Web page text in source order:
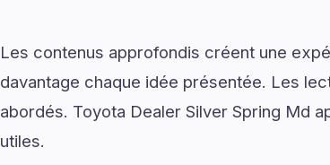
Les contenus approfondis créent une
davantage chaque idée présentée. Les
abordés. Toyota Dealer Silver Spring Md
utiles.